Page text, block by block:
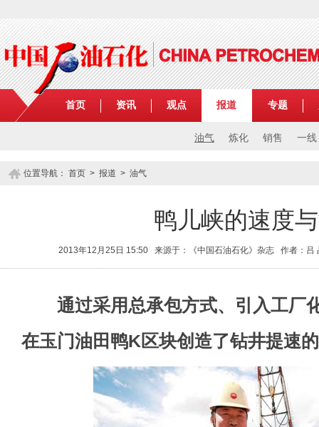
首页 资讯 观点 报道
油气 炼化 销售 一线
专题
位置导航： 首页 > 报道 > 油气
鸭儿峡的速度
2013年12月25日 15:50 来源于：《中国石油石化》杂志 作者：
通过采用总承包方式、引入工厂
在玉门油田鸭K区块创造了钻井提速